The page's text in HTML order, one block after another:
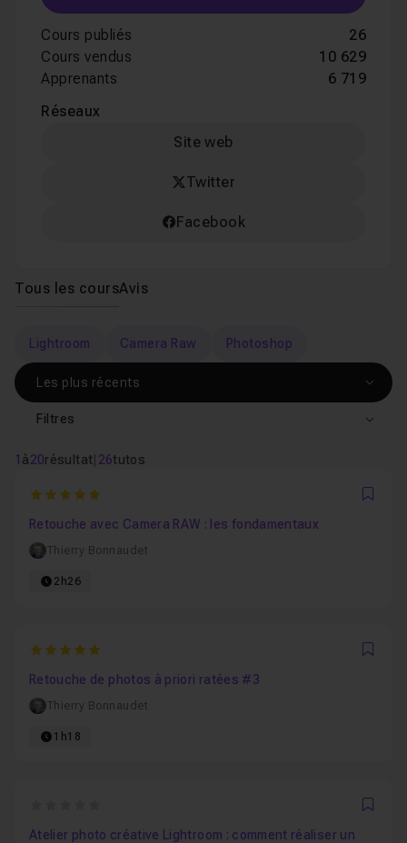
Cours publiés
26
Cours vendus
10 629
Apprenants
6 719
Réseaux
Site web
Twitter
Facebook
Tous les coursAvis
Lightroom Camera Raw Photoshop
1 à20résultat 26tutos
Filtres
5
Retouche avec Camera RAW : les fondamentaux
Thierry Bonnaudet
2h26
5
Retouche de photos à priori ratées #3
Thierry Bonnaudet
1h18
Atelier photo créative Lightroom : comment réaliser un